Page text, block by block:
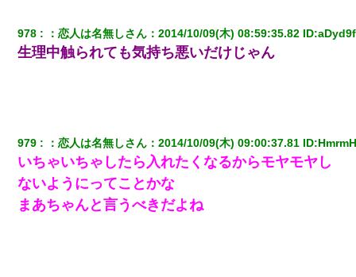
い！」私「それは」上司「言い訳しない！」→結果ｗｗｗ
ｗｗ
【衝撃】婚約者「兄と結婚はするけど嫁入りするわけじゃ
ない。お互い干渉はしないようにしましょう」→ その後に
結納金の話をしたので、母が・・・
彼女(美人女医)にネックレスをプレゼント。「こんな安物を
978 ：恋人は名無しさん ：2014/10/09(木) 08:59:35.82 ID:
生理中触られても気持ち悪いだけじゃん
979 ：恋人は名無しさん ：2014/10/09(木) 09:00:37.81 ID:
いちゃいちゃしたら入れたくなるからモヤモヤし
ないようにってことかな
まあちゃんと言うべきだよね